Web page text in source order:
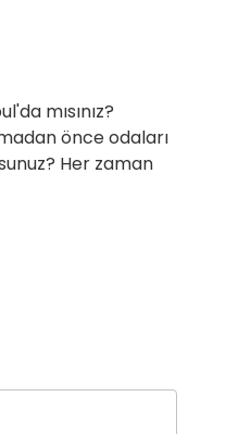
mısınız?
önce odaları
Her zaman